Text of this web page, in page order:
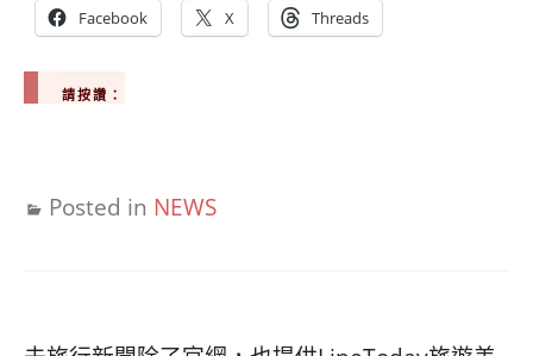
Facebook X Threads
請按讚：
Posted in NEWS